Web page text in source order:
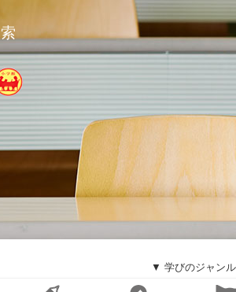
▼ 学びのジャン